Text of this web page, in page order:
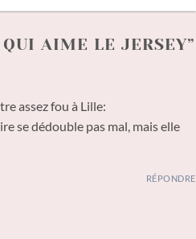
QUI AIME LE JERSEY”
assez fou à Lille:
se dédouble pas mal, mais elle
RÉPONDRE